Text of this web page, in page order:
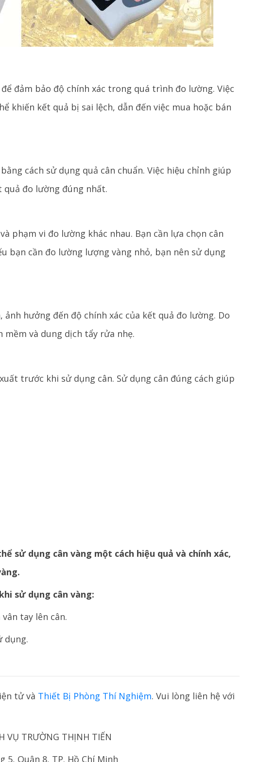
đảm bảo độ chính xác trong quá trình đo lường. Việc
khiến kết quả bị sai lệch, dẫn đến việc mua hoặc bán
cách sử dụng quả cân chuẩn. Việc hiệu chỉnh giúp
quả đo lường đúng nhất.
phạm vi đo lường khác nhau. Bạn cần lựa chọn cân
bạn cần đo lường lượng vàng nhỏ, bạn nên sử dụng
hưởng đến độ chính xác của kết quả đo lường. Do
mềm và dung dịch tẩy rửa nhẹ.
trước khi sử dụng cân. Sử dụng cân đúng cách giúp
sử dụng cân vàng một cách hiệu quả và chính xác,
sử dụng cân vàng:
tay lên cân.
dụng.
tử và Thiết Bị Phòng Thí Nghiệm. Vui lòng liên hệ với
VỤ TRƯỜNG THỊNH TIẾN
5, Quận 8, TP. Hồ Chí Minh